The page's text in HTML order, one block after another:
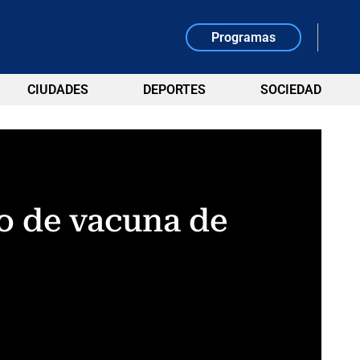
Programas
CIUDADES DEPORTES SOCIEDAD
de vacuna de